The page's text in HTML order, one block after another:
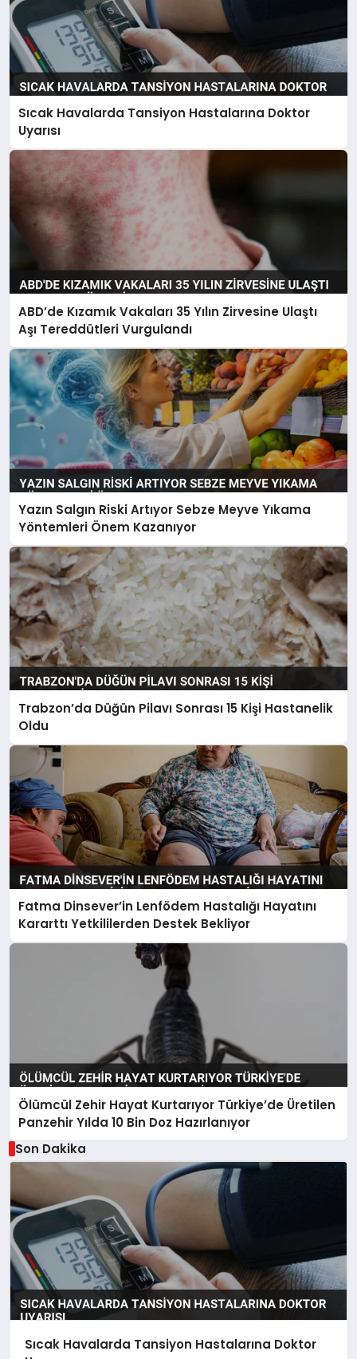
Sıcak Havalarda Tansiyon Hastalarına Doktor
Uyarısı
ABD’de Kızamık Vakaları 35 Yılın Zirvesine Ulaştı
Aşı Tereddütleri Vurgulandı
Yazın Salgın Riski Artıyor Sebze Meyve Yıkama
Yöntemleri Önem Kazanıyor
Trabzon’da Düğün Pilavı Sonrası 15 Kişi Hastanelik
Oldu
Fatma Dinsever’in Lenfödem Hastalığı Hayatını
Kararttı Yetkililerden Destek Bekliyor
Ölümcül Zehir Hayat Kurtarıyor Türkiye’de Üretilen
Panzehir Yılda 10 Bin Doz Hazırlanıyor
Son Dakika
Sıcak Havalarda Tansiyon Hastalarına Doktor